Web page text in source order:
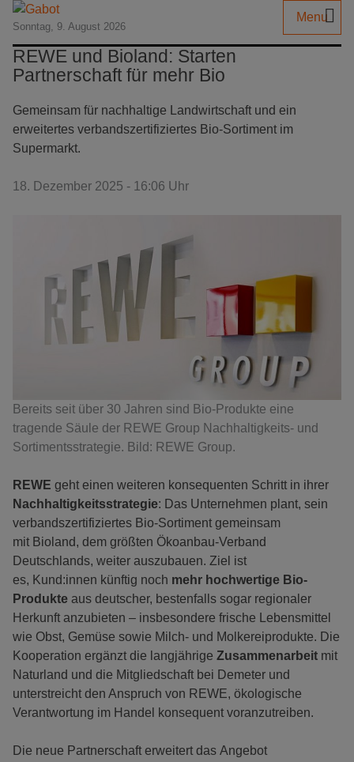
Sonntag, 9. August 2026
Menu
REWE und Bioland: Starten
Partnerschaft für mehr Bio
Gemeinsam für nachhaltige Landwirtschaft und ein
erweitertes verbandszertifiziertes Bio-Sortiment im
Supermarkt.
18. Dezember 2025 - 16:06 Uhr
Bereits seit über 30 Jahren sind Bio-Produkte eine
tragende Säule der REWE Group Nachhaltigkeits- und
Sortimentsstrategie. Bild: REWE Group.
REWE geht einen weiteren konsequenten Schritt in ihrer
Nachhaltigkeitsstrategie: Das Unternehmen plant, sein
verbandszertifiziertes Bio-Sortiment gemeinsam
mit Bioland, dem größten Ökoanbau-Verband
Deutschlands, weiter auszubauen. Ziel ist
es, Kund:innen künftig noch mehr hochwertige Bio-
Produkte aus deutscher, bestenfalls sogar regionaler
Herkunft anzubieten – insbesondere frische Lebensmittel
wie Obst, Gemüse sowie Milch- und Molkereiprodukte. Die
Kooperation ergänzt die langjährige Zusammenarbeit mit
Naturland und die Mitgliedschaft bei Demeter und
unterstreicht den Anspruch von REWE, ökologische
Verantwortung im Handel konsequent voranzutreiben.
Die neue Partnerschaft erweitert das Angebot